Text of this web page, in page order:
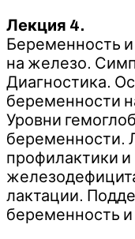
Лекция 4.
Беременность
на железо.
Диагностика.
беременности
Уровни
беременности.
профилактики
лактации.
беременность